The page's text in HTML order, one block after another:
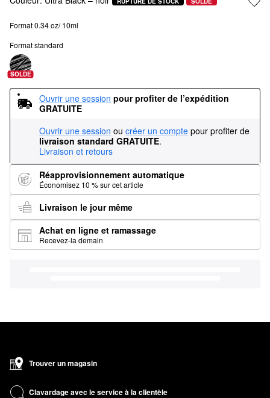
Format 0.34 oz/ 10ml
Format standard
SOLDE
Ouvrir une session pour profiter de l’expédition
GRATUITE
Ouvrir une session ou créer un compte pour profiter de
livraison standard GRATUITE.
Livraison et retours
Réapprovisionnement automatique
Économisez 10 % sur cet article
Livraison le jour même
Achat en ligne et ramassage
Recevez-la demain
Trouver un magasin
Clavardage avec le service à la clientèle